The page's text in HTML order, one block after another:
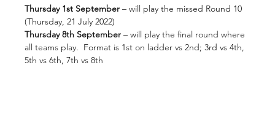
Thursday 1st September – will play the missed Round 10
(Thursday, 21 July 2022)
Thursday 8th September – will play the final round where
all teams play.  Format is 1st on ladder vs 2nd; 3rd vs 4th,
5th vs 6th, 7th vs 8th